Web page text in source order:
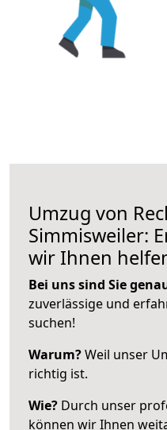
Umzug von
Simmisweiler:
wir Ihnen
Bei uns sind Sie
zuverlässige und
suchen!
Warum?Weil unser
richtig ist.
Wie? Durch unser
können wir Ihnen